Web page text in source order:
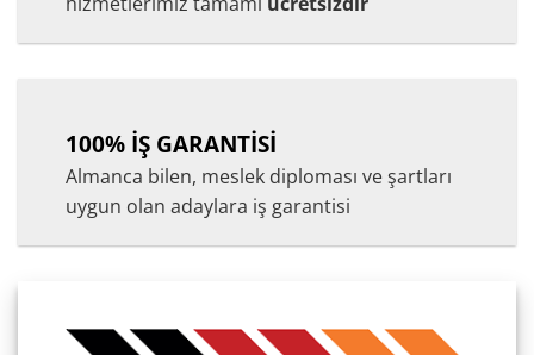
100% İŞ GARANTİSİ
Almanca bilen, meslek diploması ve şartları
uygun olan adaylara iş garantisi